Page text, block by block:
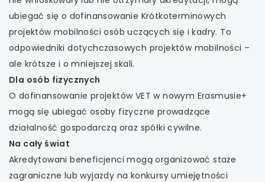
ubiegać się o dofinansowanie Krótkoterminowych
projektów mobilności osób uczących się i kadry. To
odpowiedniki dotychczasowych projektów mobilności –
ale krótsze i o mniejszej skali.
Dla osób fizycznych
O dofinansowanie projektów VET w nowym Erasmusie+
mogą się ubiegać osoby fizyczne prowadzące
działalność gospodarczą oraz spółki cywilne.
Na cały świat
Akredytowani beneficjenci mogą organizować staże
zagraniczne lub wyjazdy na konkursy umiejętności